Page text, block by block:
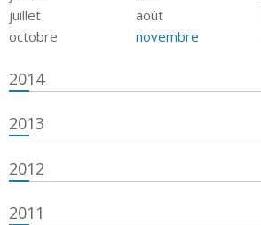
juillet
août
octobre
novembre
2014
2013
2012
2011